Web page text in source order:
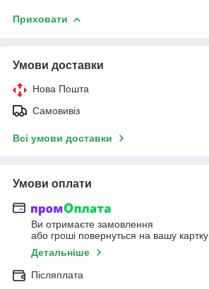
Приховати
Умови доставки
Нова Пошта
Самовивіз
Всі умови доставки
Умови оплати
Ви отримаєте замовлення
або гроші повернуться на вашу картку
Детальніше
Післяплата